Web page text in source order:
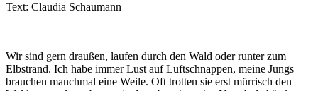
Text: Claudia Schaumann
Wir sind gern draußen, laufen durch den Wald oder runter zum
Elbstrand. Ich habe immer Lust auf Luftschnappen, meine Jungs
brauchen manchmal eine Weile. Oft trotten sie erst mürrisch den